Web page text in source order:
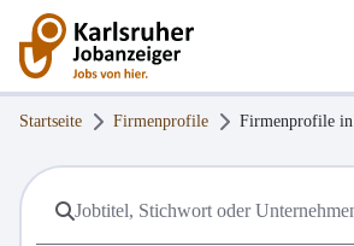
Startseite Firmenprofile Firmenprofile in